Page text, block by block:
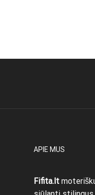
APIE MUS
Fifita.lt